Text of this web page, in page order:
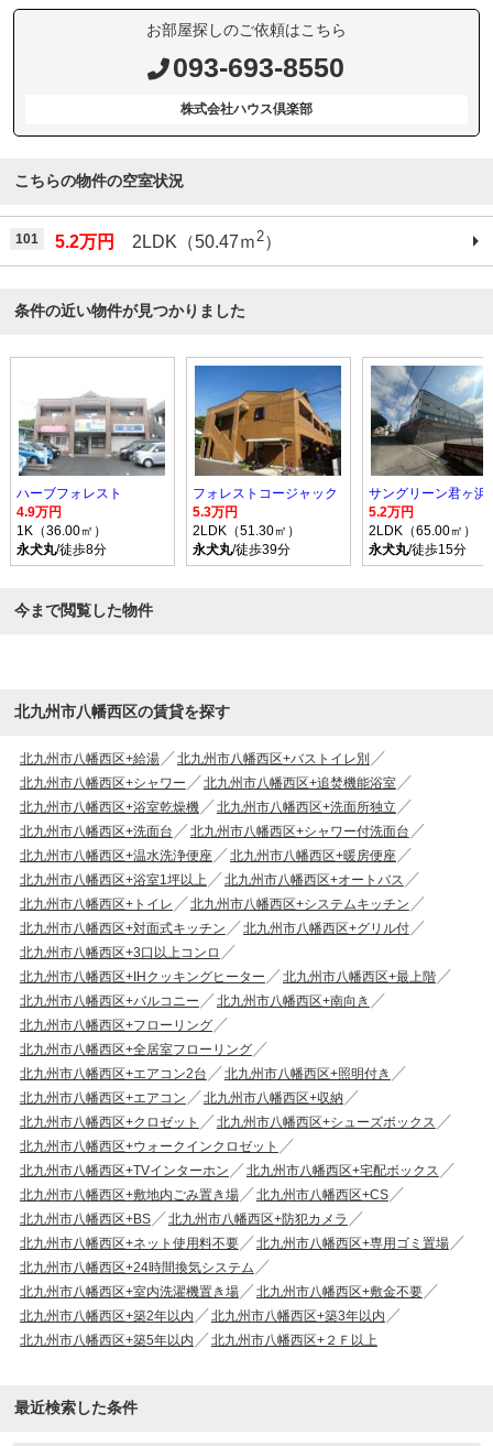
お部屋探しのご依頼はこちら
093-693-8550
株式会社ハウス倶楽部
こちらの物件の空室状況
101 5.2万円 2LDK（50.47ｍ2）
条件の近い物件が見つかりました
ハーブフォレスト
4.9万円
1K（36.00㎡）
永犬丸/徒歩8分
フォレストコージャック
5.3万円
2LDK（51.30㎡）
永犬丸/徒歩39分
サングリーン君ヶ浜
5.2万円
2LDK（65.00㎡）
永犬丸/徒歩15分
今まで閲覧した物件
北九州市八幡西区の賃貸を探す
北九州市八幡西区+給湯
北九州市八幡西区+バストイレ別
北九州市八幡西区+シャワー
北九州市八幡西区+追焚機能浴室
北九州市八幡西区+浴室乾燥機
北九州市八幡西区+洗面所独立
北九州市八幡西区+洗面台
北九州市八幡西区+シャワー付洗面台
北九州市八幡西区+温水洗浄便座
北九州市八幡西区+暖房便座
北九州市八幡西区+浴室1坪以上
北九州市八幡西区+オートバス
北九州市八幡西区+トイレ
北九州市八幡西区+システムキッチン
北九州市八幡西区+対面式キッチン
北九州市八幡西区+グリル付
北九州市八幡西区+3口以上コンロ
北九州市八幡西区+IHクッキングヒーター
北九州市八幡西区+最上階
北九州市八幡西区+バルコニー
北九州市八幡西区+南向き
北九州市八幡西区+フローリング
北九州市八幡西区+全居室フローリング
北九州市八幡西区+エアコン2台
北九州市八幡西区+照明付き
北九州市八幡西区+エアコン
北九州市八幡西区+収納
北九州市八幡西区+クロゼット
北九州市八幡西区+シューズボックス
北九州市八幡西区+ウォークインクロゼット
北九州市八幡西区+TVインターホン
北九州市八幡西区+宅配ボックス
北九州市八幡西区+敷地内ごみ置き場
北九州市八幡西区+CS
北九州市八幡西区+BS
北九州市八幡西区+防犯カメラ
北九州市八幡西区+ネット使用料不要
北九州市八幡西区+専用ゴミ置場
北九州市八幡西区+24時間換気システム
北九州市八幡西区+室内洗濯機置き場
北九州市八幡西区+敷金不要
北九州市八幡西区+築2年以内
北九州市八幡西区+築3年以内
北九州市八幡西区+築5年以内
北九州市八幡西区+２Ｆ以上
最近検索した条件